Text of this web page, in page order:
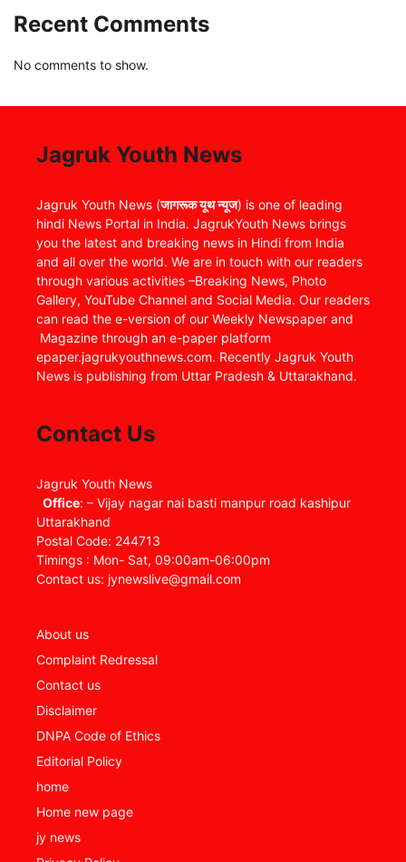
Recent Comments
No comments to show.
Jagruk Youth News
Jagruk Youth News (जागरूक यूथ न्यूज) is one of leading
hindi News Portal in India. JagrukYouth News brings
you the latest and breaking news in Hindi from India
and all over the world. We are in touch with our readers
through various activities –Breaking News, Photo
Gallery, YouTube Channel and Social Media. Our readers
can read the e-version of our Weekly Newspaper and
Magazine through an e-paper platform
epaper.jagrukyouthnews.com. Recently Jagruk Youth
News is publishing from Uttar Pradesh & Uttarakhand.
Contact Us
Jagruk Youth News
Office: – Vijay nagar nai basti manpur road kashipur
Uttarakhand
Postal Code: 244713
Timings : Mon- Sat, 09:00am-06:00pm
Contact us: jynewslive@gmail.com
About us
Complaint Redressal
Contact us
Disclaimer
DNPA Code of Ethics
Editorial Policy
home
Home new page
jy news